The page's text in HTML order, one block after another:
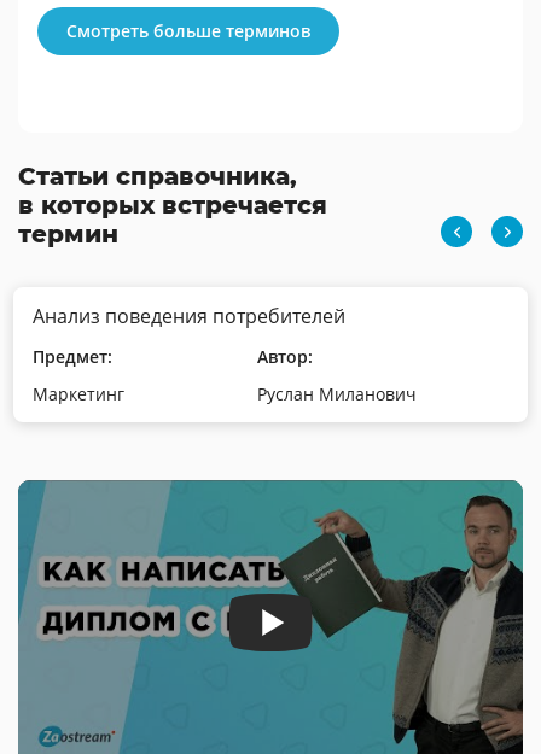
Целевой маркетинг (ЦМ)
Смотреть больше терминов
Статьи справочника,
в которых встречается
термин
Анализ поведения потребителей
Предмет:
Маркетинг
Автор:
Руслан Миланович